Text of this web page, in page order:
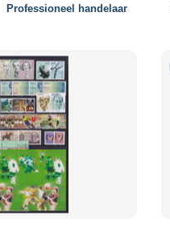
Professioneel handelaar